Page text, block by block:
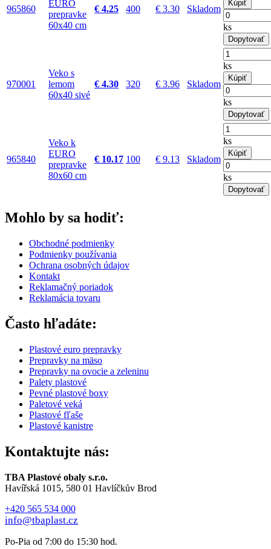
965860
EURO
prepravke
60x40 cm
€ 4.25 400 € 3.30 Skladom
Kúpiť
ks
Dopytovať
970001
Veko s
lemom
60x40 sivé
€ 4.30 320 € 3.96 Skladom
ks
Kúpiť
ks
Dopytovať
965840
Veko k
EURO
prepravke
80x60 cm
€ 10.17 100 € 9.13 Skladom
ks
Kúpiť
ks
Dopytovať
Mohlo by sa hodiť:
Obchodné podmienky
Podmienky používania
Ochrana osobných údajov
Kontakt
Reklamačný poriadok
Reklamácia tovaru
Často hľadáte:
Plastové euro prepravky
Prepravky na mäso
Prepravky na ovocie a zeleninu
Palety plastové
Pevné plastové boxy
Paletové veká
Plastové fľaše
Plastové kanistre
Kontaktujte nás:
TBA Plastové obaly s.r.o.
Havířská 1015, 580 01 Havlíčkův Brod
+420 565 534 000
info@tbaplast.cz
Po-Pia od 7:00 do 15:30 hod.